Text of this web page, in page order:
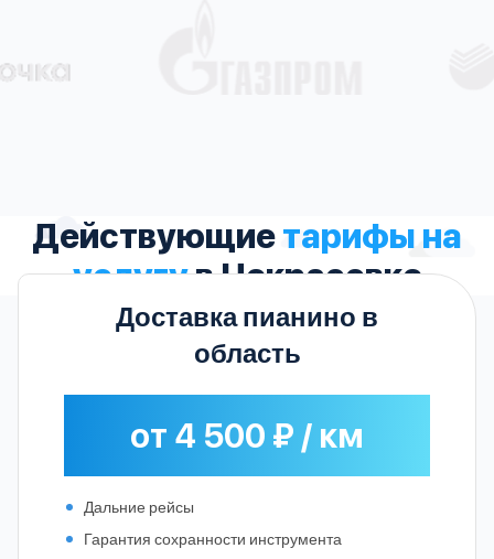
Действующиетарифы на
услугув Некрасовке
Доставка пианино в
область
от 4 500 ₽ / км
Дальние рейсы
Гарантия сохранности инструмента